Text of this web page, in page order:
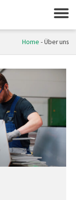
Home -Über uns